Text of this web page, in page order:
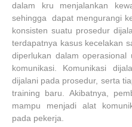
dalam kru menjalankan
sehingga dapat mengurangi
konsisten suatu prosedur
terdapatnya kasus kecelakan
diperlukan dalam
komunikasi. Komunikasi
dijalani pada prosedur, serta
training baru. Akibatnya,
mampu menjadi alat
pada pekerja.